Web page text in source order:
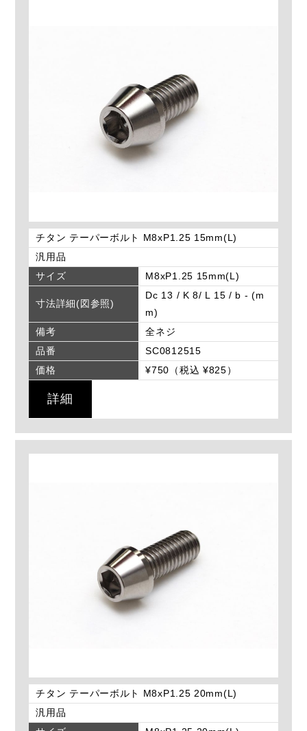
チタン テーパーボルト M8xP1.25 15mm(L)
汎用品
サイズ
M8xP1.25 15mm(L)
寸法詳細(図参照)
Dc 13 / K 8/ L 15 / b - (m
m)
備考
全ネジ
品番
SC0812515
価格
¥750（税込 ¥825）
詳細
チタン テーパーボルト M8xP1.25 20mm(L)
汎用品